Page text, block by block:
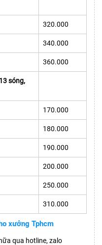
320.000
340.000
360.000
sóng,
170.000
180.000
190.000
200.000
250.000
310.000
xưởng Tphcm
qua hotline, zalo